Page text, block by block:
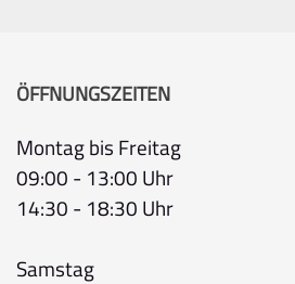
ÖFFNUNGSZEITEN
Montag bis Freitag
09:00 - 13:00 Uhr
14:30 - 18:30 Uhr
Samstag